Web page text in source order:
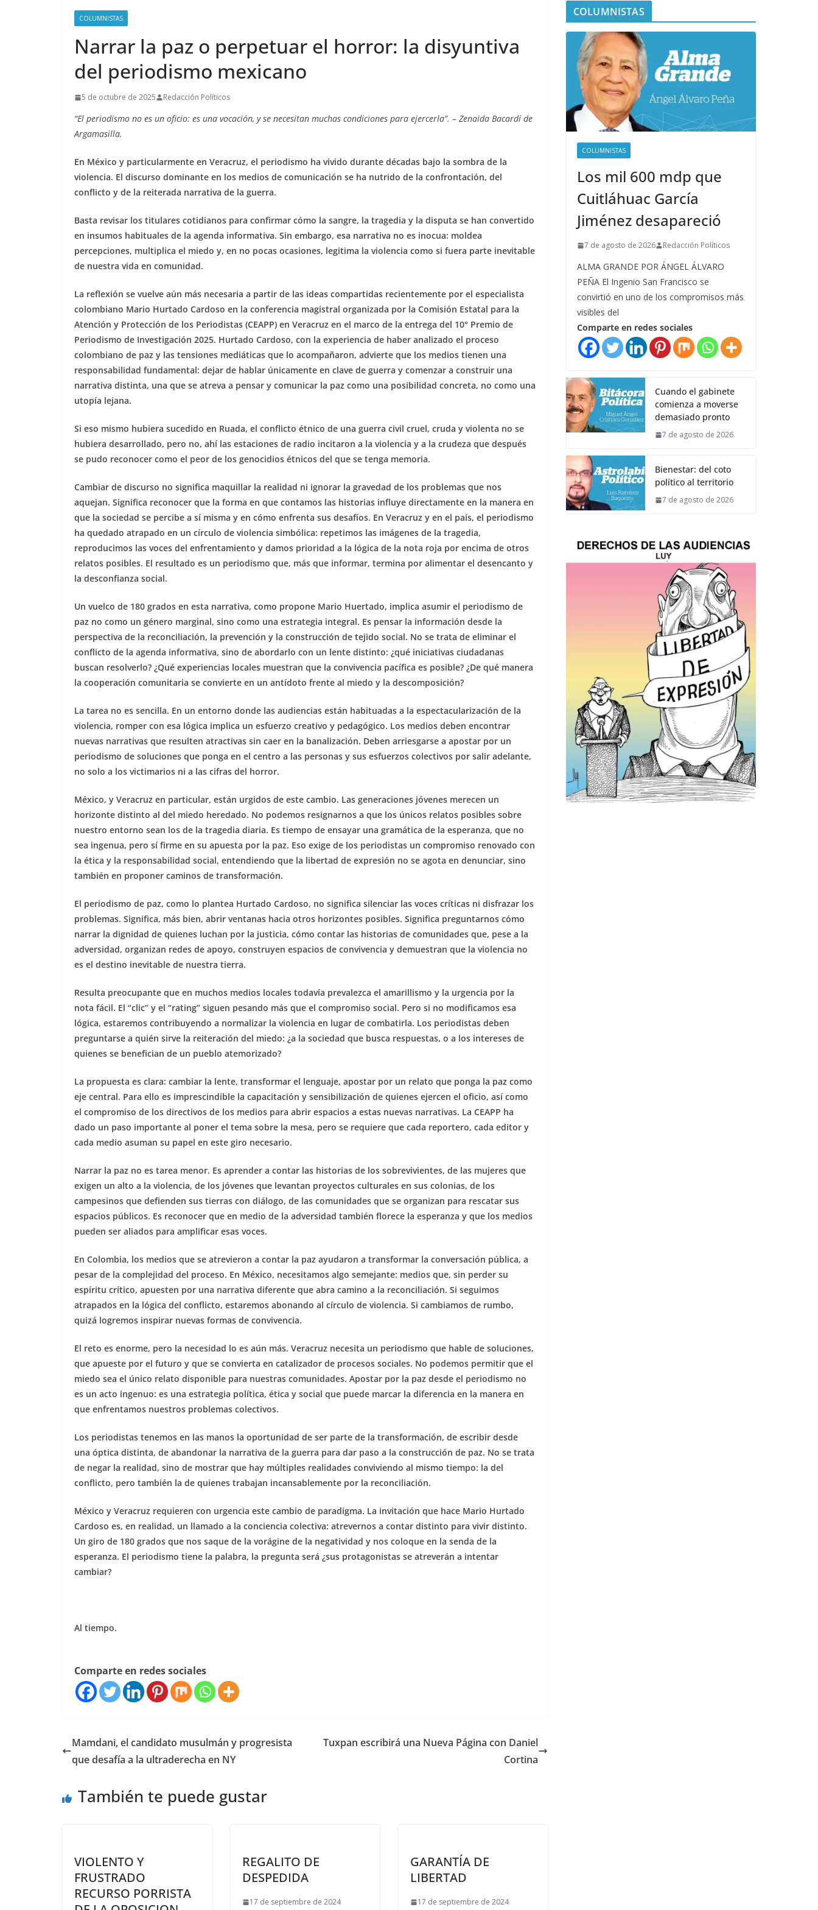
COLUMNISTAS
Narrar la paz o perpetuar el horror: la disyuntiva
del periodismo mexicano
5 de octubre de 2025 Redacción Políticos
“El periodismo no es un oficio: es una vocación, y se necesitan muchas condiciones para ejercerla”. – Zenaida Bacardí de
Argamasilla.
En México y particularmente en Veracruz, el periodismo ha vivido durante décadas bajo la sombra de la
violencia. El discurso dominante en los medios de comunicación se ha nutrido de la confrontación, del
conflicto y de la reiterada narrativa de la guerra.
Basta revisar los titulares cotidianos para confirmar cómo la sangre, la tragedia y la disputa se han convertido
en insumos habituales de la agenda informativa. Sin embargo, esa narrativa no es inocua: moldea
percepciones, multiplica el miedo y, en no pocas ocasiones, legitima la violencia como si fuera parte inevitable
de nuestra vida en comunidad.
La reflexión se vuelve aún más necesaria a partir de las ideas compartidas recientemente por el especialista
colombiano Mario Hurtado Cardoso en la conferencia magistral organizada por la Comisión Estatal para la
Atención y Protección de los Periodistas (CEAPP) en Veracruz en el marco de la entrega del 10° Premio de
Periodismo de Investigación 2025. Hurtado Cardoso, con la experiencia de haber analizado el proceso
colombiano de paz y las tensiones mediáticas que lo acompañaron, advierte que los medios tienen una
responsabilidad fundamental: dejar de hablar únicamente en clave de guerra y comenzar a construir una
narrativa distinta, una que se atreva a pensar y comunicar la paz como una posibilidad concreta, no como una
utopía lejana.
Si eso mismo hubiera sucedido en Ruada, el conflicto étnico de una guerra civil cruel, cruda y violenta no se
hubiera desarrollado, pero no, ahí las estaciones de radio incitaron a la violencia y a la crudeza que después
se pudo reconocer como el peor de los genocidios étnicos del que se tenga memoria.
Cambiar de discurso no significa maquillar la realidad ni ignorar la gravedad de los problemas que nos
aquejan. Significa reconocer que la forma en que contamos las historias influye directamente en la manera en
que la sociedad se percibe a sí misma y en cómo enfrenta sus desafíos. En Veracruz y en el país, el periodismo
ha quedado atrapado en un círculo de violencia simbólica: repetimos las imágenes de la tragedia,
reproducimos las voces del enfrentamiento y damos prioridad a la lógica de la nota roja por encima de otros
relatos posibles. El resultado es un periodismo que, más que informar, termina por alimentar el desencanto y
la desconfianza social.
Un vuelco de 180 grados en esta narrativa, como propone Mario Huertado, implica asumir el periodismo de
paz no como un género marginal, sino como una estrategia integral. Es pensar la información desde la
perspectiva de la reconciliación, la prevención y la construcción de tejido social. No se trata de eliminar el
conflicto de la agenda informativa, sino de abordarlo con un lente distinto: ¿qué iniciativas ciudadanas
buscan resolverlo? ¿Qué experiencias locales muestran que la convivencia pacífica es posible? ¿De qué manera
la cooperación comunitaria se convierte en un antídoto frente al miedo y la descomposición?
La tarea no es sencilla. En un entorno donde las audiencias están habituadas a la espectacularización de la
violencia, romper con esa lógica implica un esfuerzo creativo y pedagógico. Los medios deben encontrar
nuevas narrativas que resulten atractivas sin caer en la banalización. Deben arriesgarse a apostar por un
periodismo de soluciones que ponga en el centro a las personas y sus esfuerzos colectivos por salir adelante,
no solo a los victimarios ni a las cifras del horror.
México, y Veracruz en particular, están urgidos de este cambio. Las generaciones jóvenes merecen un
horizonte distinto al del miedo heredado. No podemos resignarnos a que los únicos relatos posibles sobre
nuestro entorno sean los de la tragedia diaria. Es tiempo de ensayar una gramática de la esperanza, que no
sea ingenua, pero sí firme en su apuesta por la paz. Eso exige de los periodistas un compromiso renovado con
la ética y la responsabilidad social, entendiendo que la libertad de expresión no se agota en denunciar, sino
también en proponer caminos de transformación.
El periodismo de paz, como lo plantea Hurtado Cardoso, no significa silenciar las voces críticas ni disfrazar los
problemas. Significa, más bien, abrir ventanas hacia otros horizontes posibles. Significa preguntarnos cómo
narrar la dignidad de quienes luchan por la justicia, cómo contar las historias de comunidades que, pese a la
adversidad, organizan redes de apoyo, construyen espacios de convivencia y demuestran que la violencia no
es el destino inevitable de nuestra tierra.
Resulta preocupante que en muchos medios locales todavía prevalezca el amarillismo y la urgencia por la
nota fácil. El “clic” y el “rating” siguen pesando más que el compromiso social. Pero si no modificamos esa
lógica, estaremos contribuyendo a normalizar la violencia en lugar de combatirla. Los periodistas deben
preguntarse a quién sirve la reiteración del miedo: ¿a la sociedad que busca respuestas, o a los intereses de
quienes se benefician de un pueblo atemorizado?
La propuesta es clara: cambiar la lente, transformar el lenguaje, apostar por un relato que ponga la paz como
eje central. Para ello es imprescindible la capacitación y sensibilización de quienes ejercen el oficio, así como
el compromiso de los directivos de los medios para abrir espacios a estas nuevas narrativas. La CEAPP ha
dado un paso importante al poner el tema sobre la mesa, pero se requiere que cada reportero, cada editor y
cada medio asuman su papel en este giro necesario.
Narrar la paz no es tarea menor. Es aprender a contar las historias de los sobrevivientes, de las mujeres que
exigen un alto a la violencia, de los jóvenes que levantan proyectos culturales en sus colonias, de los
campesinos que defienden sus tierras con diálogo, de las comunidades que se organizan para rescatar sus
espacios públicos. Es reconocer que en medio de la adversidad también florece la esperanza y que los medios
pueden ser aliados para amplificar esas voces.
En Colombia, los medios que se atrevieron a contar la paz ayudaron a transformar la conversación pública, a
pesar de la complejidad del proceso. En México, necesitamos algo semejante: medios que, sin perder su
espíritu crítico, apuesten por una narrativa diferente que abra camino a la reconciliación. Si seguimos
atrapados en la lógica del conflicto, estaremos abonando al círculo de violencia. Si cambiamos de rumbo,
quizá logremos inspirar nuevas formas de convivencia.
El reto es enorme, pero la necesidad lo es aún más. Veracruz necesita un periodismo que hable de soluciones,
que apueste por el futuro y que se convierta en catalizador de procesos sociales. No podemos permitir que el
miedo sea el único relato disponible para nuestras comunidades. Apostar por la paz desde el periodismo no
es un acto ingenuo: es una estrategia política, ética y social que puede marcar la diferencia en la manera en
que enfrentamos nuestros problemas colectivos.
Los periodistas tenemos en las manos la oportunidad de ser parte de la transformación, de escribir desde
una óptica distinta, de abandonar la narrativa de la guerra para dar paso a la construcción de paz. No se trata
de negar la realidad, sino de mostrar que hay múltiples realidades conviviendo al mismo tiempo: la del
conflicto, pero también la de quienes trabajan incansablemente por la reconciliación.
México y Veracruz requieren con urgencia este cambio de paradigma. La invitación que hace Mario Hurtado
Cardoso es, en realidad, un llamado a la conciencia colectiva: atrevernos a contar distinto para vivir distinto.
Un giro de 180 grados que nos saque de la vorágine de la negatividad y nos coloque en la senda de la
esperanza. El periodismo tiene la palabra, la pregunta será ¿sus protagonistas se atreverán a intentar
cambiar?
Al tiempo.
Comparte en redes sociales
Mamdani, el candidato musulmán y progresista
que desafía a la ultraderecha en NY
Tuxpan escribirá una Nueva Página con Daniel
Cortina
También te puede gustar
VIOLENTO Y
FRUSTRADO
RECURSO PORRISTA
REGALITO DE
DESPEDIDA
17 de septiembre de 2024
GARANTÍA DE
LIBERTAD
17 de septiembre de 2024
COLUMNISTAS
COLUMNISTAS
Los mil 600 mdp que
Cuitláhuac García
Jiménez desapareció
7 de agosto de 2026 Redacción Políticos
ALMA GRANDE POR ÁNGEL ÁLVARO
PEÑA El Ingenio San Francisco se
convirtió en uno de los compromisos más
visibles del
Comparte en redes sociales
Cuando el gabinete
comienza a moverse
demasiado pronto
7 de agosto de 2026
Bienestar: del coto
político al territorio
7 de agosto de 2026